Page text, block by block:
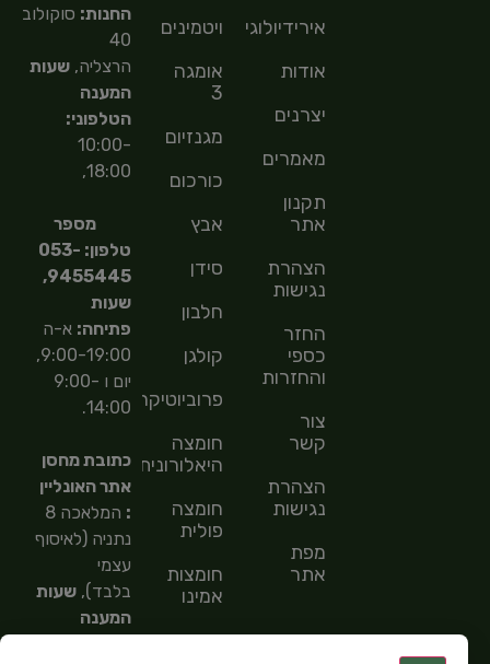
אירידיולוגיה
אודות
יצרנים
מאמרים
תקנון
אתר
הצהרת
נגישות
החזר
כספי
והחזרות
צור
קשר
הצהרת
נגישות
מפת
אתר
ויטמינים
אומגה
3
מגנזיום
כורכום
אבץ
סידן
חלבון
קולגן
פרוביוטיקה
חומצה
היאלורונית
חומצה
פולית
חומצות
אמינו
חומצות
החנות: סוקולוב
40
הרצליה,שעות
המענה
הטלפוני:
10:00-
18:00,
מספר
טלפון: 053-
9455445,
שעות
פתיחה: א-ה
9:00-19:00,
יום ו 9:00-
14:00.
כתובת מחסן
אתר האונליין
:
המלאכה 8
נתניה (לאיסוף
עצמי
בלבד),שעות
המענה